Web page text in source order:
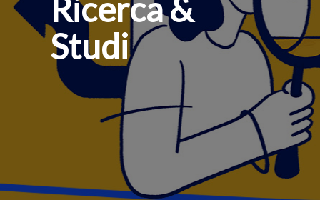
t
t
o
n
Ricerca &
Studi